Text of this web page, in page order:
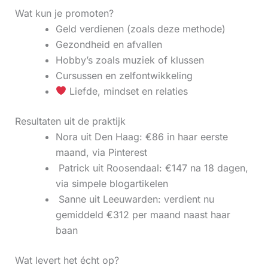
Wat kun je promoten?
Geld verdienen (zoals deze methode)
Gezondheid en afvallen
Hobby’s zoals muziek of klussen
Cursussen en zelfontwikkeling
Liefde, mindset en relaties
Resultaten uit de praktijk
Nora uit Den Haag: €86 in haar eerste
maand, via Pinterest
‍ Patrick uit Roosendaal: €147 na 18 dagen,
via simpele blogartikelen
‍ Sanne uit Leeuwarden: verdient nu
gemiddeld €312 per maand naast haar
baan
Wat levert het écht op?